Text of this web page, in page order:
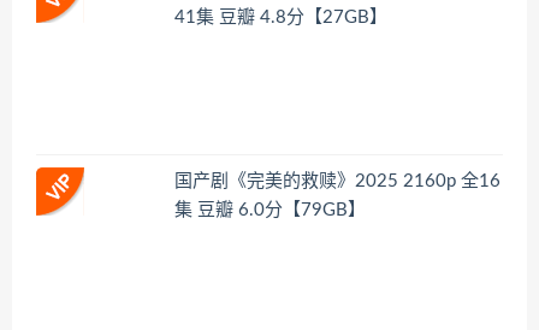
41集 豆瓣 4.8分【27GB】
国产剧《完美的救赎》2025 2160p 全16
集 豆瓣 6.0分【79GB】